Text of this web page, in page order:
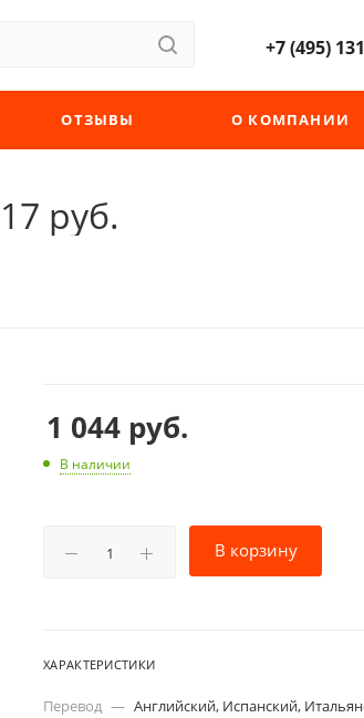
+7 (495)
ОТЗЫВЫ О КОМПАНИИ
руб.
1 044 руб.
В наличии
В корзину
ХАРАКТЕРИСТИКИ
Перевод — Английский, Испанский,